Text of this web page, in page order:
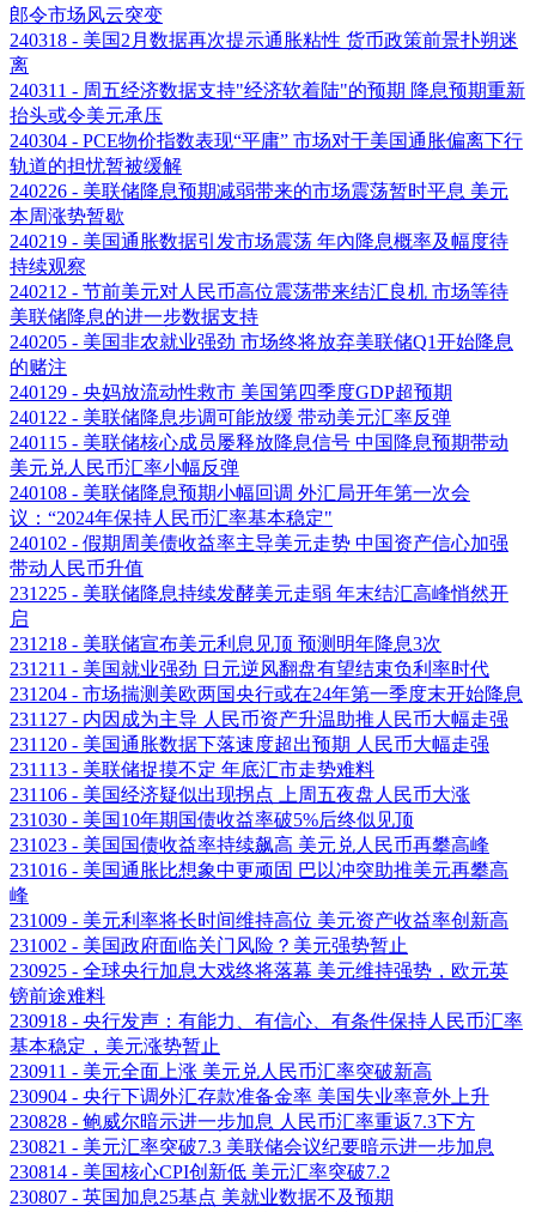
郎令市场风云突变
240318 - 美国2月数据再次提示通胀粘性 货币政策前景扑朔迷
离
240311 - 周五经济数据支持"经济软着陆"的预期 降息预期重新
抬头或令美元承压
240304 - PCE物价指数表现“平庸” 市场对于美国通胀偏离下行
轨道的担忧暂被缓解
240226 - 美联储降息预期减弱带来的市场震荡暂时平息 美元
本周涨势暂歇
240219 - 美国通胀数据引发市场震荡 年內降息概率及幅度待
持续观察
240212 - 节前美元对人民币高位震荡带来结汇良机 市场等待
美联储降息的进一步数据支持
240205 - 美国非农就业强劲 市场终将放弃美联储Q1开始降息
的赌注
240129 - 央妈放流动性救市 美国第四季度GDP超预期
240122 - 美联储降息步调可能放缓 带动美元汇率反弹
240115 - 美联储核心成员屡释放降息信号 中国降息预期带动
美元兑人民币汇率小幅反弹
240108 - 美联储降息预期小幅回调 外汇局开年第一次会
议：“2024年保持人民币汇率基本稳定"
240102 - 假期周美债收益率主导美元走势 中国资产信心加强
带动人民币升值
231225 - 美联储降息持续发酵美元走弱 年末结汇高峰悄然开
启
231218 - 美联储宣布美元利息见顶 预测明年降息3次
231211 - 美国就业强劲 日元逆风翻盘有望结束负利率时代
231204 - 市场揣测美欧两国央行或在24年第一季度末开始降息
231127 - 内因成为主导 人民币资产升温助推人民币大幅走强
231120 - 美国通胀数据下落速度超出预期 人民币大幅走强
231113 - 美联储捉摸不定 年底汇市走势难料
231106 - 美国经济疑似出现拐点 上周五夜盘人民币大涨
231030 - 美国10年期国债收益率破5%后终似见顶
231023 - 美国国债收益率持续飙高 美元兑人民币再攀高峰
231016 - 美国通胀比想象中更顽固 巴以冲突助推美元再攀高
峰
231009 - 美元利率将长时间维持高位 美元资产收益率创新高
231002 - 美国政府面临关门风险？美元强势暂止
230925 - 全球央行加息大戏终将落幕 美元维持强势，欧元英
镑前途难料
230918 - 央行发声：有能力、有信心、有条件保持人民币汇率
基本稳定，美元涨势暂止
230911 - 美元全面上涨 美元兑人民币汇率突破新高
230904 - 央行下调外汇存款准备金率 美国失业率意外上升
230828 - 鲍威尔暗示进一步加息 人民币汇率重返7.3下方
230821 - 美元汇率突破7.3 美联储会议纪要暗示进一步加息
230814 - 美国核心CPI创新低 美元汇率突破7.2
230807 - 英国加息25基点 美就业数据不及预期